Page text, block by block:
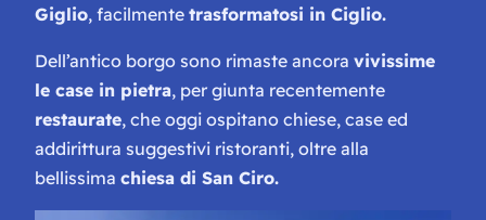
Giglio, facilmente trasformatosi in Ciglio.
Dell’antico borgo sono rimaste ancora vivissime
le case in pietra, per giunta recentemente
restaurate, che oggi ospitano chiese, case ed
addirittura suggestivi ristoranti, oltre alla
bellissima chiesa di San Ciro.